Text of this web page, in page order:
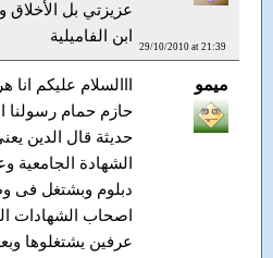
29/10/2010 at 21:39
عزيزتي بل الأخلاق
ابن الفاميلية
ميمو
ااالسلام عليكم انا
حازم حمام رسولنا
حديثة قال الدين
الشهادة الجامعية
دبلوم وبشتغل فى
اصحاب الشهادات
عرفين يشتغلوها